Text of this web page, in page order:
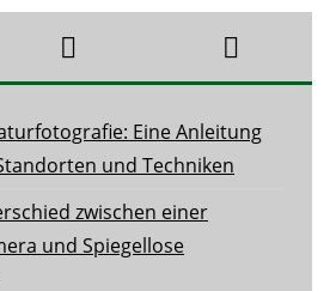
Eine Anleitung
und Techniken
zwischen einer
und Spiegellose